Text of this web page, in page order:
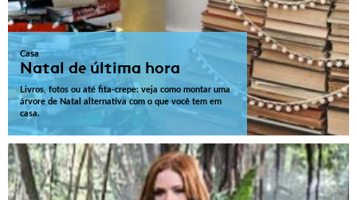
Casa
Natal de última hora
Livros, fotos ou até fita-crepe: veja como montar uma
árvore de Natal alternativa com o que você tem em
casa.